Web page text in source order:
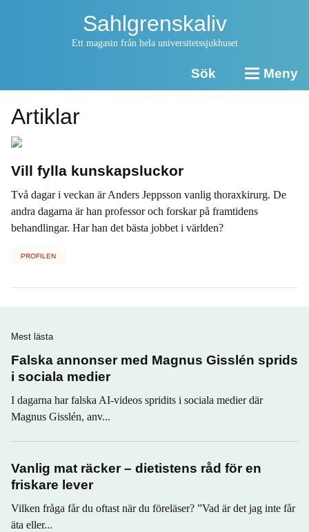
Sahlgrenskaliv
Ett magasin från hela universitetssjukhuset
Sök Meny
Artiklar
Vill fylla kunskapsluckor
Två dagar i veckan är Anders Jeppsson vanlig thoraxkirurg. De
andra dagarna är han professor och forskar på framtidens
behandlingar. Har han det bästa jobbet i världen?
PROFILEN
Mest lästa
Falska annonser med Magnus Gisslén sprids
i sociala medier
I dagarna har falska AI-videos spridits i sociala medier där
Magnus Gisslén, anv...
Vanlig mat räcker – dietistens råd för en
friskare lever
Vilken fråga får du oftast när du föreläser? ”Vad är det jag inte får
äta eller...